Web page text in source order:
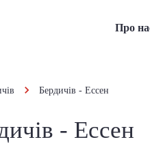
Про
Бердичів - Ессен
- Ессен